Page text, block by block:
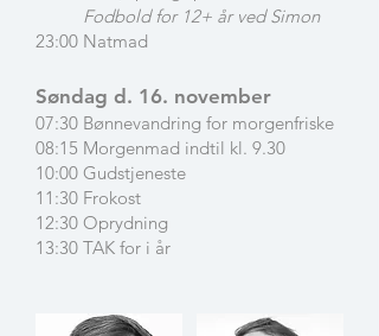
Fodbold for 12+ år ved Simon
23:00 Natmad
Søndag d. 16. november
07:30 Bønnevandring for morgenfriske
08:15 Morgenmad indtil kl. 9.30
10:00 Gudstjeneste
11:30 Frokost
12:30 Oprydning
13:30 TAK for i år